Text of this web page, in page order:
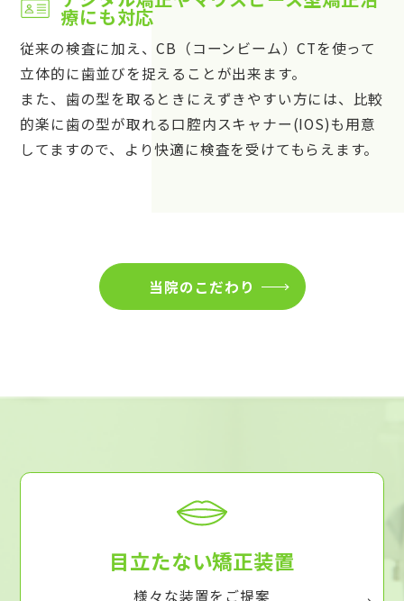
療にも対応
従来の検査に加え、CB（コーンビーム）CTを使って
立体的に歯並びを捉えることが出来ます。
また、歯の型を取るときにえずきやすい方には、比較
的楽に歯の型が取れる口腔内スキャナー(IOS)も用意
してますので、より快適に検査を受けてもらえます。
当院のこだわり
目立たない矯正装置
様々な装置をご提案